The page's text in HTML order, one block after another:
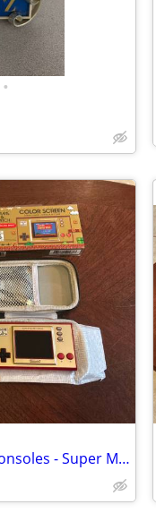
•
Nintendo Game & Watch Consoles - Super Mario Bros. & Legend of Zelda